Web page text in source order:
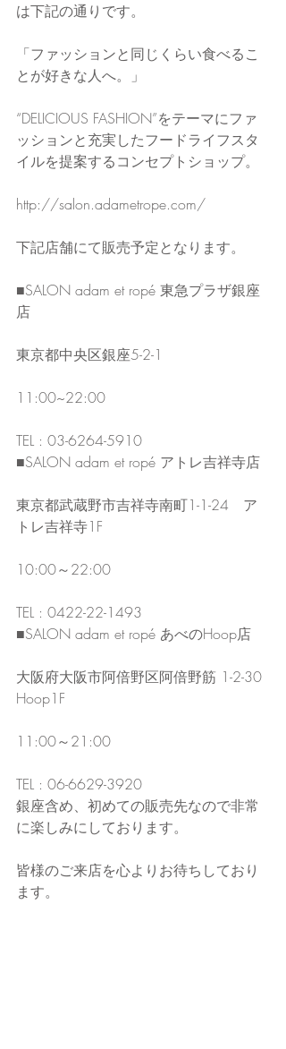
は下記の通りです。
「ファッションと同じくらい食べるこ
とが好きな人へ。」
“DELICIOUS FASHION”をテーマにファ
ッションと充実したフードライフスタ
イルを提案するコンセプトショップ。
http://salon.adametrope.com/
下記店舗にて販売予定となります。
■SALON adam et ropé 東急プラザ銀座
店
東京都中央区銀座5-2-1
11:00~22:00
TEL : 03-6264-5910
■SALON adam et ropé アトレ吉祥寺店
東京都武蔵野市吉祥寺南町1-1-24　ア
トレ吉祥寺1F
10:00～22:00
TEL : 0422-22-1493
■SALON adam et ropé あべのHoop店
大阪府大阪市阿倍野区阿倍野筋 1-2-30
Hoop1F
11:00～21:00
TEL : 06-6629-3920
銀座含め、初めての販売先なので非常
に楽しみにしております。
皆様のご来店を心よりお待ちしており
ます。